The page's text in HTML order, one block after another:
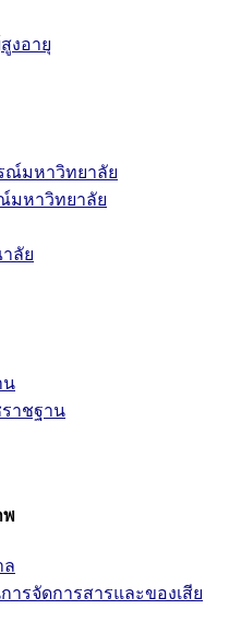
งอายุ
ณ์มหาวิทยาลัย
มหาวิทยาลัย
ลัย
น
าชฐาน
พ
ล
ารจัดการสารและของเสีย